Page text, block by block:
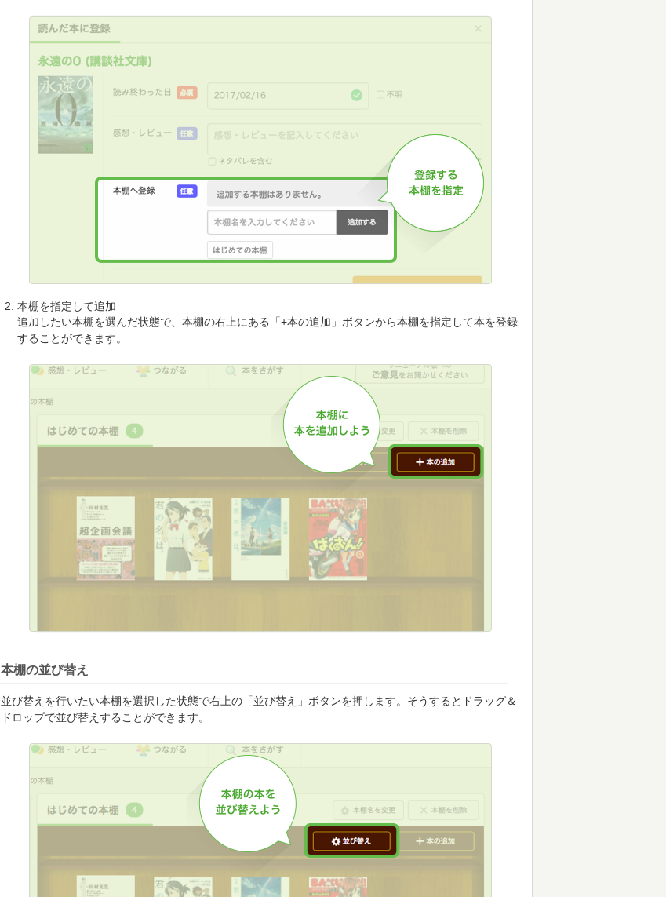
本棚を指定して追加
追加したい本棚を選んだ状態で、本棚の右上にある「+本の追加」ボタンから本棚を指定して本を登録
することができます。
本棚の並び替え
並び替えを行いたい本棚を選択した状態で右上の「並び替え」ボタンを押します。そうするとドラッグ＆
ドロップで並び替えすることができます。